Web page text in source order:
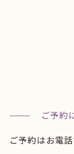
ご予約はお電話